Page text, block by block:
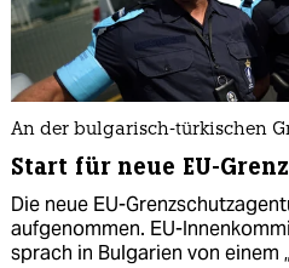
An der bulgarisch-türkischen
Start für neue EU-
Die neue EU-
aufgenommen. EU-
sprach in Bulgarien von einem